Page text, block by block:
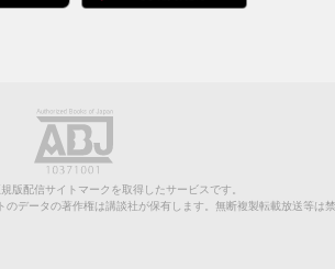
版配信サイトマークを取得したサービスです。
データの著作権は講談社が保有します。無断複製転載放送等は禁